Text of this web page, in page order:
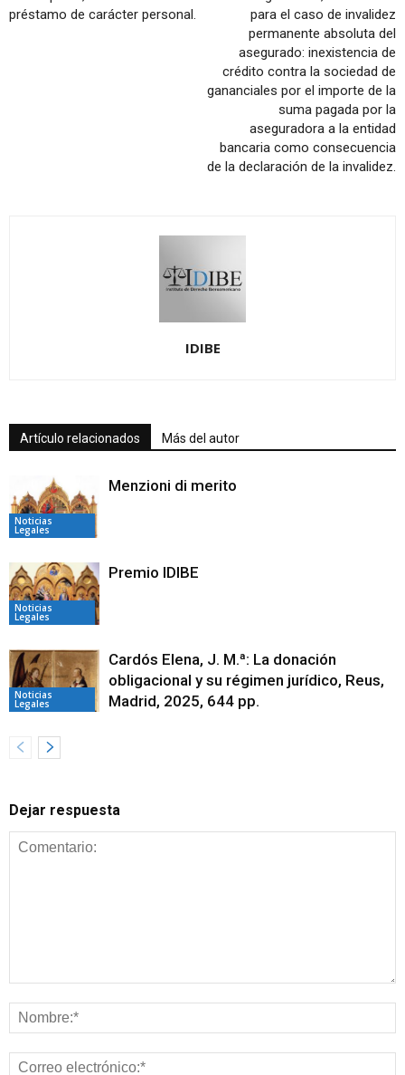
préstamo de carácter personal.
para el caso de invalidez
permanente absoluta del
asegurado: inexistencia de
crédito contra la sociedad de
gananciales por el importe de la
suma pagada por la
aseguradora a la entidad
bancaria como consecuencia
de la declaración de la invalidez.
IDIBE
Artículo relacionados Más del autor
Noticias
Legales
Menzioni di merito
Noticias
Legales
Premio IDIBE
Noticias
Legales
Cardós Elena, J. M.ª: La donación
obligacional y su régimen jurídico, Reus,
Madrid, 2025, 644 pp.
Dejar respuesta